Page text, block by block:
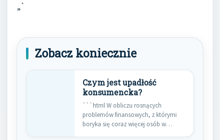
„`
Zobacz koniecznie
Czym jest upadłość
konsumencka?
```html W obliczu rosnących
problemów finansowych, z którymi
boryka się coraz więcej osób w